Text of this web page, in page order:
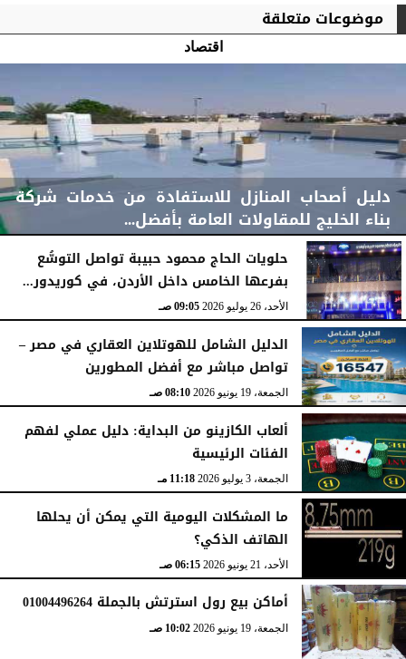
موضوعات متعلقة
اقتصاد
دليل أصحاب المنازل للاستفادة من خدمات شركة
بناء الخليج للمقاولات العامة بأفضل...
الأحد، 2 أغسطس 2026 11:48 صـ
حلويات الحاج محمود حبيبة تواصل التوسُّع
بفرعها الخامس داخل الأردن، في كوريدور...
الأحد، 26 يوليو 2026 09:05 صـ
الدليل الشامل للهوتلاين العقاري في مصر –
تواصل مباشر مع أفضل المطورين
الجمعة، 19 يونيو 2026 08:10 صـ
ألعاب الكازينو من البداية: دليل عملي لفهم
الفئات الرئيسية
الجمعة، 3 يوليو 2026 11:18 مـ
ما المشكلات اليومية التي يمكن أن يحلها
الهاتف الذكي؟
الأحد، 21 يونيو 2026 06:15 صـ
أماكن بيع رول استرتش بالجملة 01004496264
الجمعة، 19 يونيو 2026 10:02 صـ